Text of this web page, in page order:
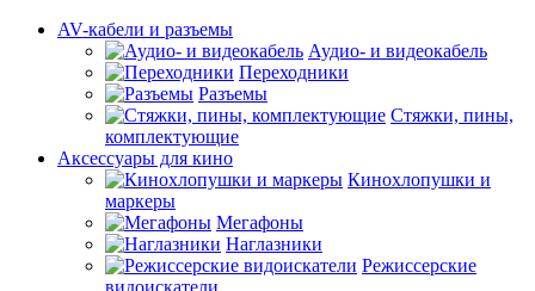
AV-кабели и разъемы
Аудио- и видеокабель
Переходники
Разъемы
Стяжки, пины,
комплектующие
Аксессуары для кино
Кинохлопушки и
маркеры
Мегафоны
Наглазники
Режиссерские
видоискатели